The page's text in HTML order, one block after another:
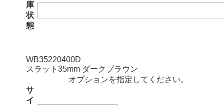
庫
状
態
WB35220400D
スラット35mm ダークブラウン
オプションを指定してください。
サ
イ